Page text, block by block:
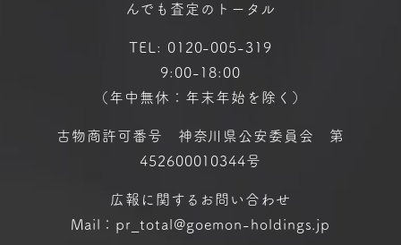
んでも査定のトータル
TEL: 0120-005-319
9:00-18:00
（年中無休：年末年始を除く）
古物商許可番号 神奈川県公安委員会 第
452600010344号
広報に関するお問い合わせ
Mail：pr_total@goemon-holdings.jp